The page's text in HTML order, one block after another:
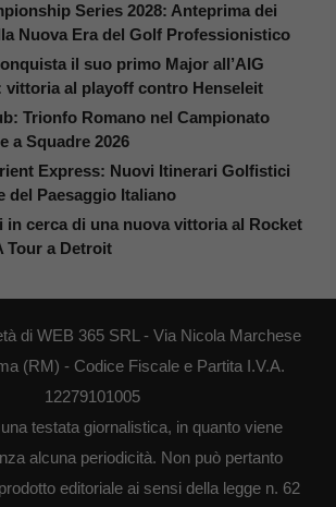
Series 2028: Anteprima dei
Nuova Era del Golf Professionistico
il suo primo Major all’AIG
vittoria al playoff contro Henseleit
Trionfo Romano nel Campionato
a Squadre 2026
Express: Nuovi Itinerari Golfistici
del Paesaggio Italiano
in cerca di una nuova vittoria al Rocket
Tour a Detroit
di WEB 365 SRL - Via Nicola Marchese
(RM) - Codice Fiscale e Partita I.V.A.
12279101005
testata giornalistica, in quanto viene
alcuna periodicità. Non può pertanto
editoriale ai sensi della legge n. 62